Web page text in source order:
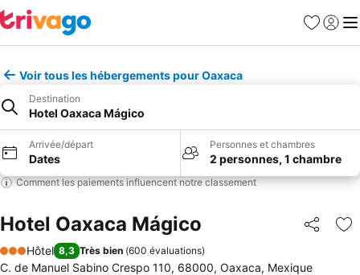
Favoris
Se
Voir tous les hébergements pour Oaxaca
Destination
Hotel Oaxaca Mágico
Arrivée/départ
Dates
Personnes et chambres
2 personnes, 1 chambre
Comment les paiements influencent notre classement
Hotel Oaxaca Mágico Partager
3 Étoiles
Hôtel 8,3 Très bien (600 évaluations)
C. de Manuel Sabino Crespo 110, 68000, Oaxaca, Mexique